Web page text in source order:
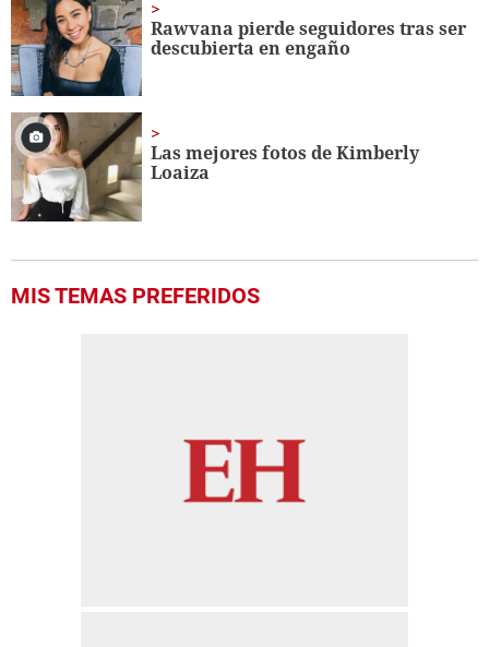
Rawvana pierde seguidores tras ser
descubierta en engaño
Las mejores fotos de Kimberly
Loaiza
MIS TEMAS PREFERIDOS